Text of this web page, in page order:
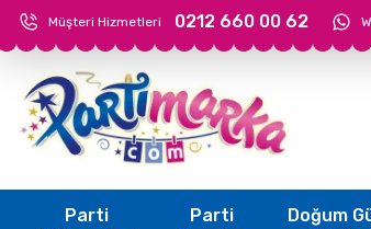
Müşteri Hizmetleri 0212 660 00 62
Parti
Parti
Doğum